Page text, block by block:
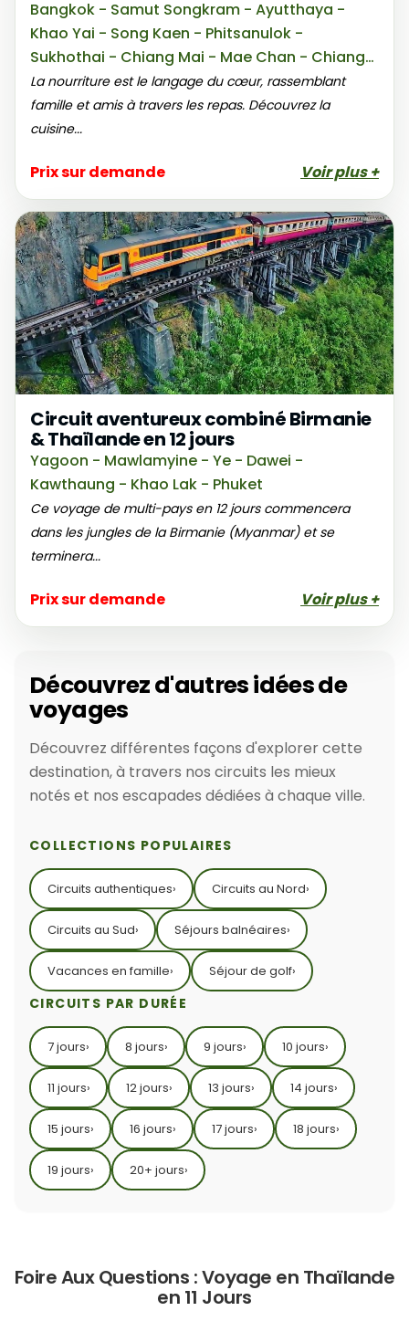
Bangkok - Samut Songkram - Ayutthaya -
Khao Yai - Song Kaen - Phitsanulok -
Sukhothai - Chiang Mai - Mae Chan - Chiang
Rai
La nourriture est le langage du cœur, rassemblant
famille et amis à travers les repas. Découvrez la
cuisine...
Prix sur demande Voir plus +
Circuit aventureux combiné Birmanie
& Thaïlande en 12 jours
Yagoon - Mawlamyine - Ye - Dawei -
Kawthaung - Khao Lak - Phuket
Ce voyage de multi-pays en 12 jours commencera
dans les jungles de la Birmanie (Myanmar) et se
terminera...
Prix sur demande Voir plus +
Découvrez d'autres idées de
voyages
Découvrez différentes façons d'explorer cette
destination, à travers nos circuits les mieux
notés et nos escapades dédiées à chaque ville.
COLLECTIONS POPULAIRES
Circuits authentiques› Circuits au Nord›
Circuits au Sud› Séjours balnéaires›
Vacances en famille› Séjour de golf›
CIRCUITS PAR DURÉE
7 jours› 8 jours› 9 jours› 10 jours›
11 jours› 12 jours› 13 jours› 14 jours›
15 jours› 16 jours› 17 jours› 18 jours›
19 jours› 20+ jours›
Foire Aux Questions : Voyage en Thaïlande
en 11 Jours